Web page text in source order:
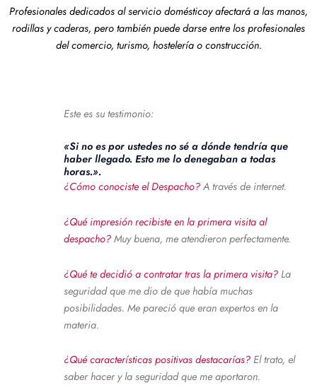
Profesionales dedicados al servicio domésticoy afectará a las manos,
rodillas y caderas, pero también puede darse entre los profesionales
del comercio, turismo, hostelería o construcción.
Este es su testimonio:
«Si no es por ustedes no sé a dónde tendría que
haber llegado. Esto me lo denegaban a todas
horas.».
¿Cómo conociste el Despacho?A través de internet.
¿Qué impresión recibiste en la primera visita al
despacho?Muy buena, me atendieron perfectamente.
¿Qué te decidió a contratar tras la primera visita?La
seguridad que me dio de que había muchas
posibilidades. Me pareció que eran expertos en la
materia.
¿Qué características positivas destacarías? El trato, el
saber hacer y la seguridad que me aportaron.